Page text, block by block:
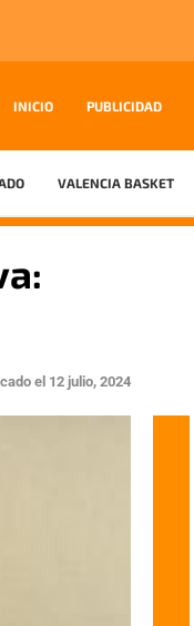
INICIO PUBLICIDAD
VALENCIA BASKET
el 12 julio, 2024